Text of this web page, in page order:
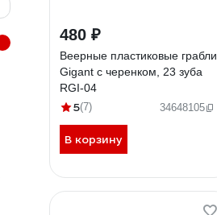
480 ₽
Веерные пластиковые грабли
Gigant с черенком, 23 зуба
RGI-04
5(7) 34648105
В корзину